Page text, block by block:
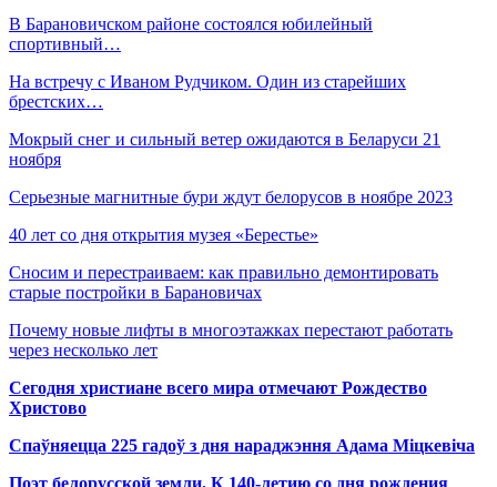
В Барановичском районе состоялся юбилейный
спортивный…
На встречу с Иваном Рудчиком. Один из старейших
брестских…
Мокрый снег и сильный ветер ожидаются в Беларуси 21
ноября
Серьезные магнитные бури ждут белорусов в ноябре 2023
40 лет со дня открытия музея «Берестье»
Сносим и перестраиваем: как правильно демонтировать
старые постройки в Барановичах
Почему новые лифты в многоэтажках перестают работать
через несколько лет
Сегодня христиане всего мира отмечают Рождество
Христово
Спаўняецца 225 гадоў з дня нараджэння Адама Міцкевіча
Поэт белорусской земли. К 140-летию со дня рождения